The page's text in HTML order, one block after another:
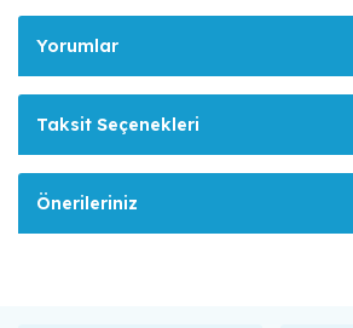
Yorumlar
Taksit Seçenekleri
Önerileriniz